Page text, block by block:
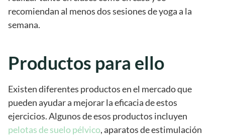
recomiendan al menos dos sesiones de yoga a la
semana.
Productos para ello
Existen diferentes productos en el mercado que
pueden ayudar a mejorar la eficacia de estos
ejercicios. Algunos de esos productos incluyen
pelotas de suelo pélvico, aparatos de estimulación